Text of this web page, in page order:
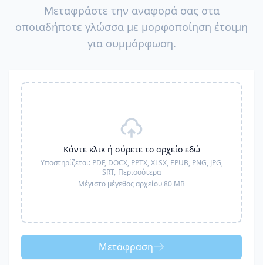
Μεταφράστε την αναφορά σας στα
οποιαδήποτε γλώσσα με μορφοποίηση έτοιμη
για συμμόρφωση.
Κάντε κλικ ή σύρετε το αρχείο εδώ
Υποστηρίζεται: PDF, DOCX, PPTX, XLSX, EPUB, PNG, JPG,
SRT, Περισσότερα
Μέγιστο μέγεθος αρχείου 80 MB
Μετάφραση